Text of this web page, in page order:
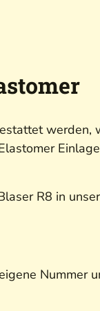
werden,
R8 in
Nummer